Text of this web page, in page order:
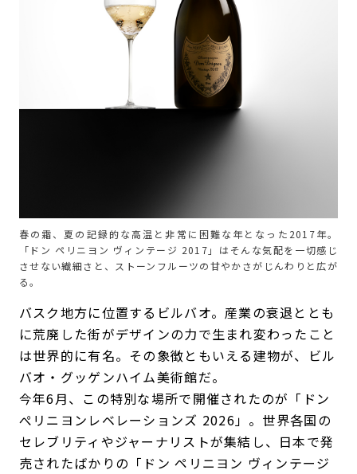
春の霜、夏の記録的な高温と非常に困難な年となった2017年。
「ドン ペリニヨン ヴィンテージ 2017」はそんな気配を一切感じ
させない繊細さと、ストーンフルーツの甘やかさがじんわりと広が
る。
バスク地方に位置するビルバオ。産業の衰退ととも
に荒廃した街がデザインの力で生まれ変わったこと
は世界的に有名。その象徴ともいえる建物が、ビル
バオ・グッゲンハイム美術館だ。
今年6月、この特別な場所で開催されたのが「ドン
ぺリニヨンレベレーションズ 2026」。世界各国の
セレブリティやジャーナリストが集結し、日本で発
売されたばかりの「ドン ペリニヨン ヴィンテージ